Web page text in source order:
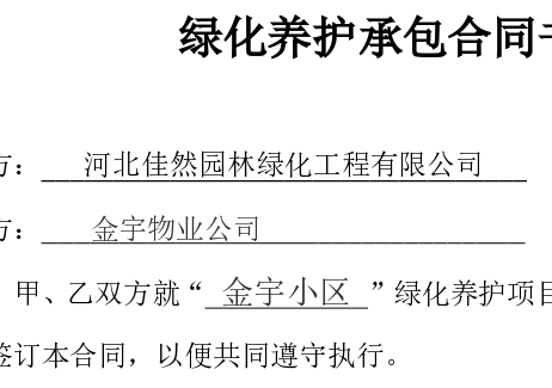
甲方：河北佳然园林绿化工程有限公司
金宇小区
第一条工程概况
工程名称：金宇小区绿化养护